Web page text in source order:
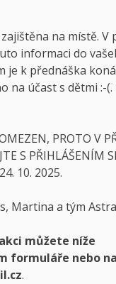
na místě. V
informaci do
je k přednáška
na účast s dětmi :-(.
PROTO V
S PŘIHLÁŠENÍM
10. 2025.
Martina a tým
můžete níže
formuláře nebo
.